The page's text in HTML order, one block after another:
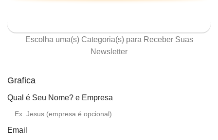
Escolha uma(s) Categoria(s) para Receber Suas
Newsletter
Grafica
Qual é Seu Nome? e Empresa
Email